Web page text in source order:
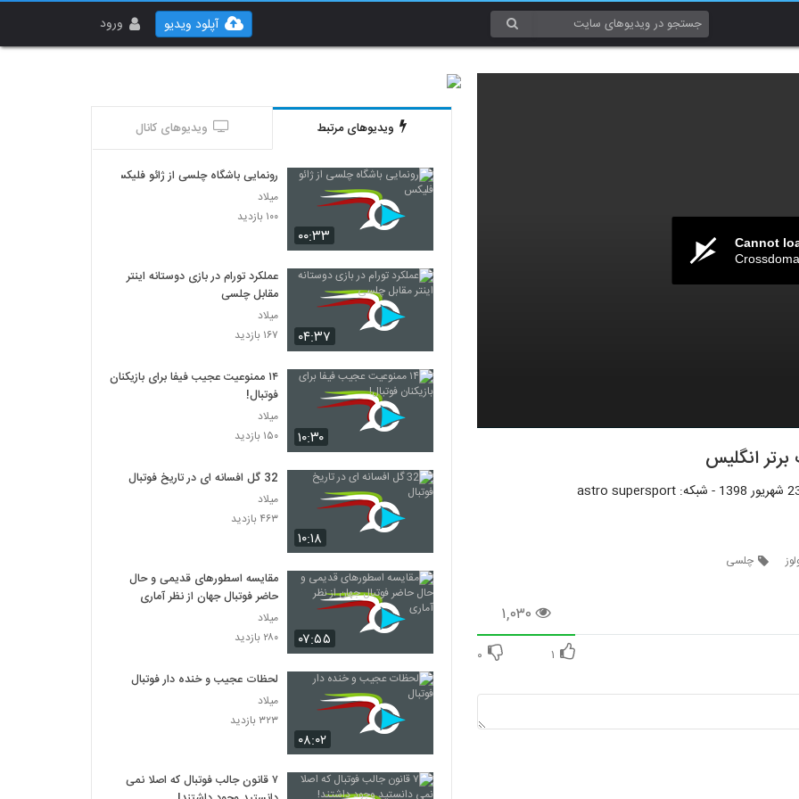
ورود آپلود ویدیو
Cannot
انگلیس
چلسی
۱,۰۳۰
۱ ۰
ویدیوهای مرتبط ویدیوهای کانال
۰۰:۳۳
رونمایی باشگاه چلسی از ژائو فلیکس
میلاد
۱۰۰ بازدید
۰۴:۳۷
عملکرد تورام در بازی دوستانه اینتر
مقابل چلسی
میلاد
۱۶۷ بازدید
۱۰:۳۰
۱۴ ممنوعیت عجیب فیفا برای بازیکنان
فوتبال!
میلاد
۱۵۰ بازدید
۱۰:۱۸
32 گل افسانه ای در تاریخ فوتبال
میلاد
۴۶۳ بازدید
۰۷:۵۵
مقایسه اسطورهای قدیمی و حال
حاضر فوتبال جهان از نظر آماری
میلاد
۲۸۰ بازدید
۰۸:۰۲
لحظات عجیب و خنده دار فوتبال
میلاد
۳۲۳ بازدید
۷ قانون جالب فوتبال که اصلا نمی